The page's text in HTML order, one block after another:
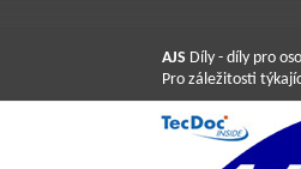
AJS Díly - díly pro
Pro záležitosti